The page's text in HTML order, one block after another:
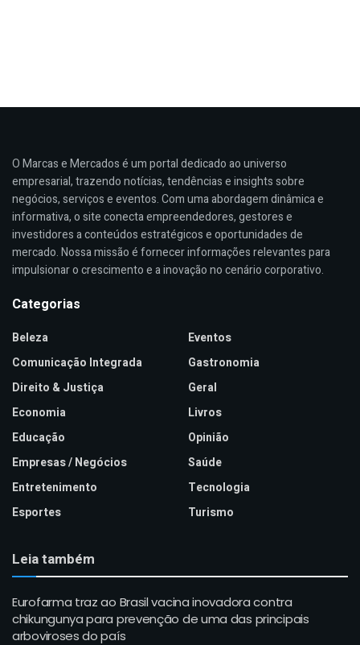
O Marcas e Mercados é um portal dedicado ao universo
empresarial, trazendo notícias, tendências e insights sobre
negócios, serviços e eventos. Com uma abordagem dinâmica e
informativa, o site conecta empreendedores, gestores e
investidores a conteúdos estratégicos e oportunidades de
mercado. Nossa missão é fornecer informações relevantes para
impulsionar o crescimento e a inovação no cenário corporativo.
Categorias
Beleza
Comunicação Integrada
Direito & Justiça
Economia
Educação
Empresas / Negócios
Entretenimento
Esportes
Eventos
Gastronomia
Geral
Livros
Opinião
Saúde
Tecnologia
Turismo
Leia também
Eurofarma traz ao Brasil vacina inovadora contra
chikungunya para prevenção de uma das principais
arboviroses do país